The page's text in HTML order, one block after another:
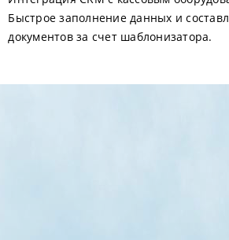
Быстрое заполнение данных и
документов за счет шаблонизатора.